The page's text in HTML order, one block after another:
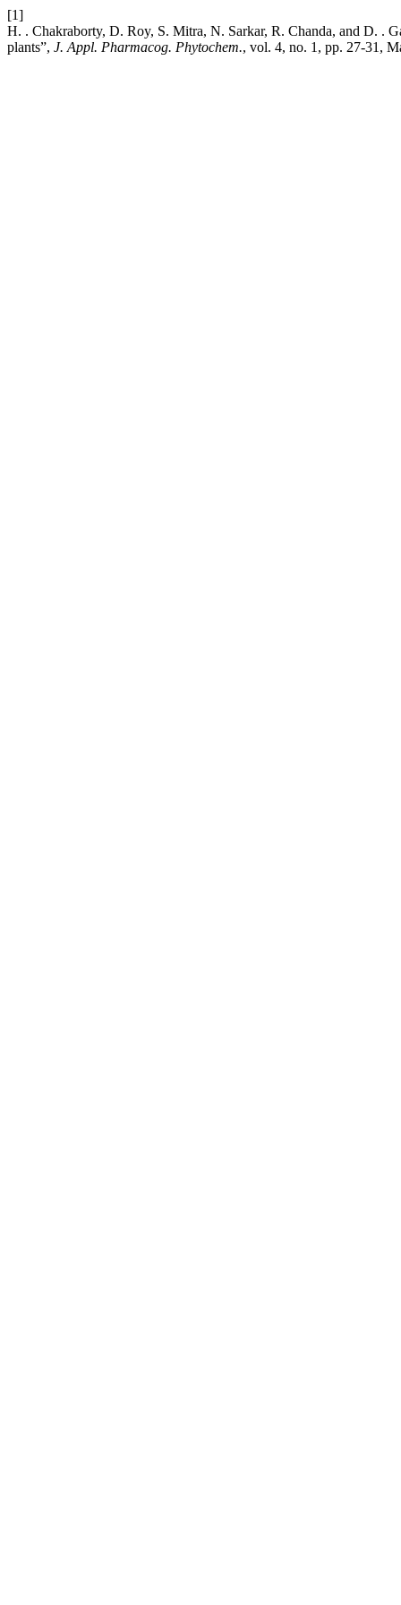
[1]
H. . Chakraborty, D. Roy, S. Mitra, N. Sarkar, R. Chanda, and D. .
plants”, J. Appl. Pharmacog. Phytochem., vol. 4, no. 1, pp. 27-31,